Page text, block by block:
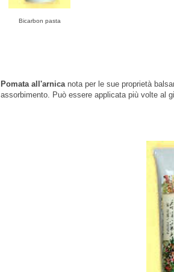
Bicarbon pasta
Pomata all'arnicanota per le sue proprietà
assorbimento. Può essere applicata più volte al